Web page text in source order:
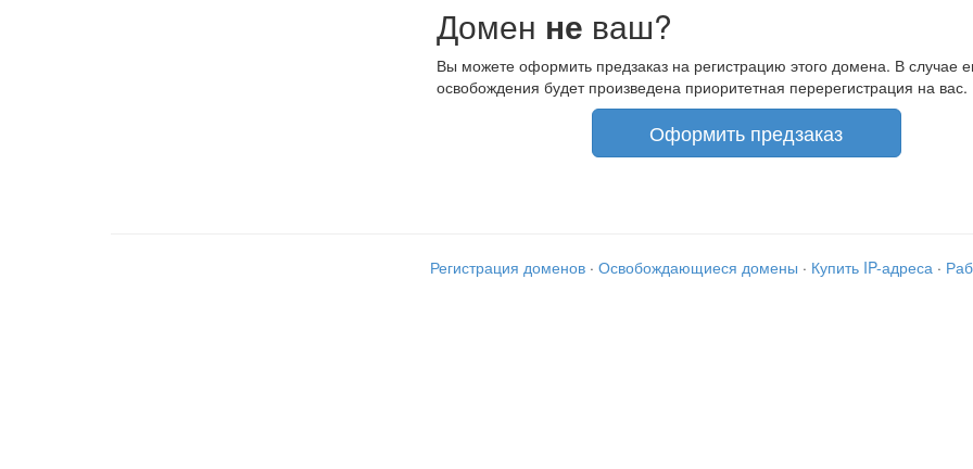
Домен не ваш?
Вы можете оформить предзаказ на регистрацию этого домена. В случае
освобождения будет произведена приоритетная перерегистрация на вас.
Оформить предзаказ
Регистрация доменов · Освобождающиеся домены · Купить IP-адреса ·